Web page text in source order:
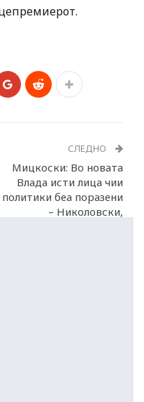
СЛЕДНО
Мицкоски: Во новата
Влада исти лица чии
политики беа поразени
– Николовски,